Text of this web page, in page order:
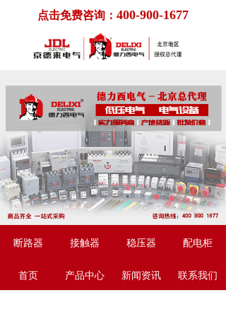
点击免费咨询： 400-900-1677
断路器 接触器 稳压器 配电柜
首页 产品中心 新闻资讯 联系我们